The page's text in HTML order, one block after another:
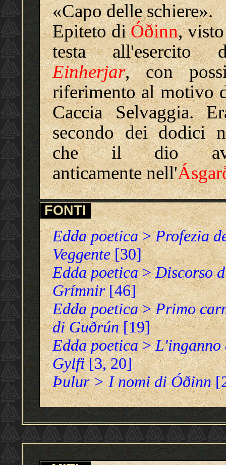
«Capo delle schiere».
Epiteto diÓðinn,
testa all'esercito
Einherjar, con
riferimento al motivo
Caccia Selvaggia.
secondo dei dodici
che il dio
anticamente nell'
FONTI
Edda poetica>Profezia
Veggente[30]
Edda poetica>Discorso
Grímnir[46]
Edda poetica>Primo
di Guðrún[19]
Edda poetica>L'inganno
Gylfi[3, 20]
Þulur > I nomi di Óðinn